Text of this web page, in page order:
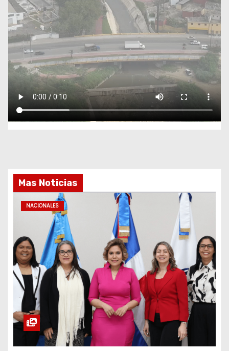
Mas Noticias
NACIONALES